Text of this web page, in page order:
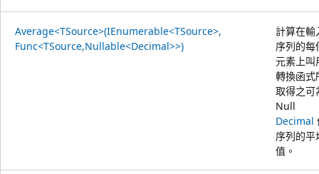
Average<TSource>(IEnumerable<TSource>,
Func<TSource,Nullable<Decimal>>)
計算在輸
序列的每
元素上叫
轉換函式
取得之可
Null
Decimal
序列的平
值。